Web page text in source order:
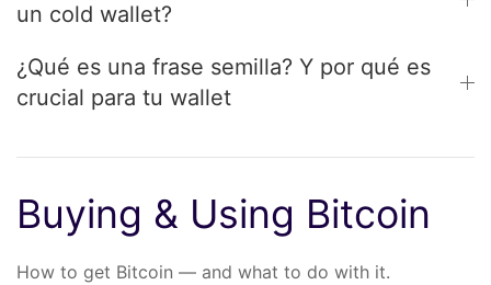
un cold wallet?
¿Qué es una frase semilla? Y por qué es
crucial para tu wallet
Buying & Using Bitcoin
How to get Bitcoin — and what to do with it.